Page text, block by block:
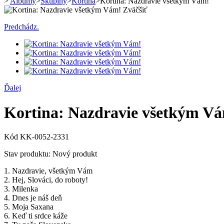
Zväčšiť
Predchádz.
Ďalej
Kortina: Nazdravie všetkým
Kód KK-0052-2331
Stav produktu: Nový produkt
1. Nazdravie, všetkým Vám
2. Hej, Slováci, do roboty!
3. Milenka
4. Dnes je náš deň
5. Moja Saxana
6. Keď ti srdce káže